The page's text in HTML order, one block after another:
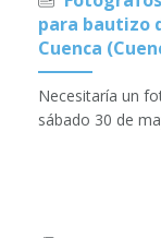
para bautizo
Cuenca
Necesitaría un
sábado 30 de